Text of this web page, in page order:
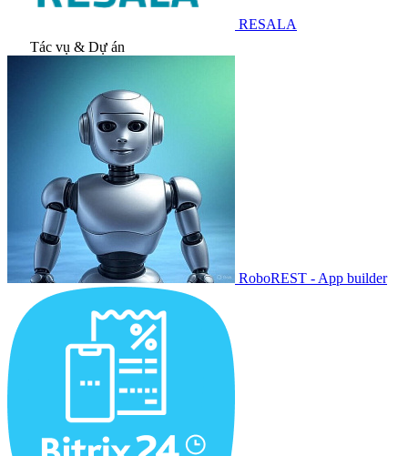
RESALA
Tác vụ & Dự án
RoboREST - App builder